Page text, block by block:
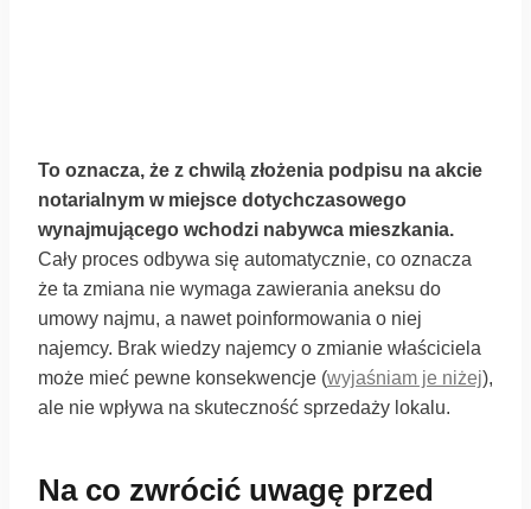
To oznacza, że z chwilą złożenia podpisu na akcie
notarialnym w miejsce dotychczasowego
wynajmującego wchodzi nabywca mieszkania.
Cały proces odbywa się automatycznie, co oznacza
że ta zmiana nie wymaga zawierania aneksu do
umowy najmu, a nawet poinformowania o niej
najemcy. Brak wiedzy najemcy o zmianie właściciela
może mieć pewne konsekwencje (wyjaśniam je niżej),
ale nie wpływa na skuteczność sprzedaży lokalu.
Na co zwrócić uwagę przed